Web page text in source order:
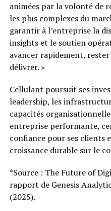
animées par la volonté de
les plus complexes du
garantir à l’entreprise la
insights et le soutien
avancer rapidement,
délivrer. »
Cellulant poursuit ses
leadership, les
capacités
entreprise performante,
confiance pour ses clients
croissance durable sur le
*Source : The Future of
rapport de Genesis
(2025).